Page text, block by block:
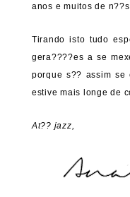
anos e muitos de
Tirando isto tudo
gera????es a se
porque s?? assim se
estive mais longe de
At?? jazz,